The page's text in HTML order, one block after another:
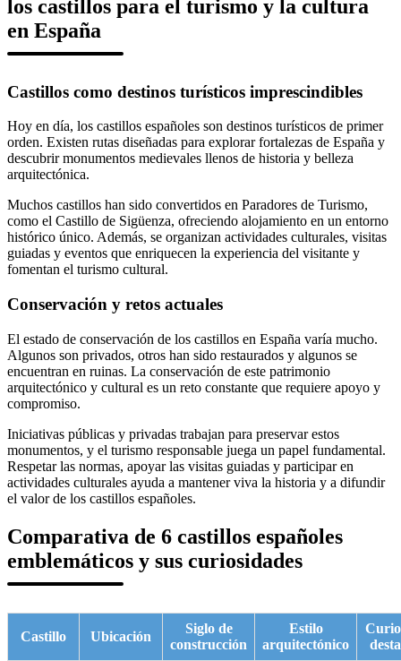
los castillos para el turismo y la cultura
en España
Castillos como destinos turísticos imprescindibles
Hoy en día, los castillos españoles son destinos turísticos de primer
orden. Existen rutas diseñadas para explorar fortalezas de España y
descubrir monumentos medievales llenos de historia y belleza
arquitectónica.
Muchos castillos han sido convertidos en Paradores de Turismo,
como el Castillo de Sigüenza, ofreciendo alojamiento en un entorno
histórico único. Además, se organizan actividades culturales, visitas
guiadas y eventos que enriquecen la experiencia del visitante y
fomentan el turismo cultural.
Conservación y retos actuales
El estado de conservación de los castillos en España varía mucho.
Algunos son privados, otros han sido restaurados y algunos se
encuentran en ruinas. La conservación de este patrimonio
arquitectónico y cultural es un reto constante que requiere apoyo y
compromiso.
Iniciativas públicas y privadas trabajan para preservar estos
monumentos, y el turismo responsable juega un papel fundamental.
Respetar las normas, apoyar las visitas guiadas y participar en
actividades culturales ayuda a mantener viva la historia y a difundir
el valor de los castillos españoles.
Comparativa de 6 castillos españoles
emblemáticos y sus curiosidades
Castillo Ubicación
Siglo de
construcción
Estilo
arquitectónico